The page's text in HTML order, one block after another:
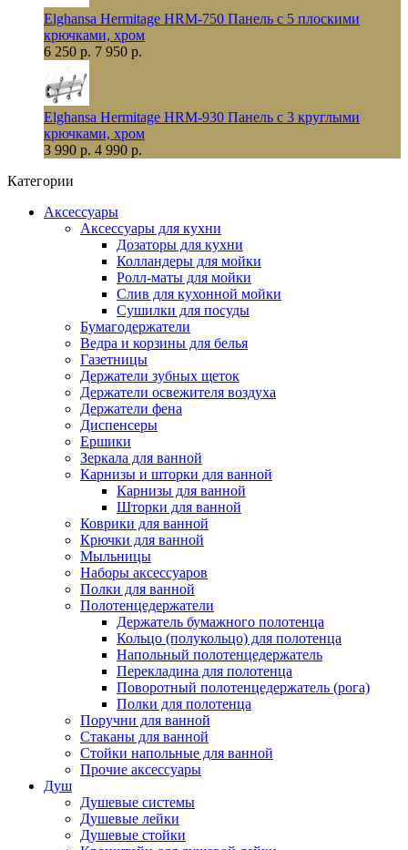
Elghansa Hermitage HRM-750 Панель с 5 плоскими
крючками, хром
6 250 р. 7 950 р.
Elghansa Hermitage HRM-930 Панель с 3 круглыми
крючками, хром
3 990 р. 4 990 р.
Категории
Аксессуары
Аксессуары для кухни
Дозаторы для кухни
Колландеры для мойки
Ролл-маты для мойки
Слив для кухонной мойки
Сушилки для посуды
Бумагодержатели
Ведра и корзины для белья
Газетницы
Держатели зубных щеток
Держатели освежителя воздуха
Держатели фена
Диспенсеры
Ершики
Зеркала для ванной
Карнизы и шторки для ванной
Карнизы для ванной
Шторки для ванной
Коврики для ванной
Крючки для ванной
Мыльницы
Наборы аксессуаров
Полки для ванной
Полотенцедержатели
Держатель бумажного полотенца
Кольцо (полукольцо) для полотенца
Напольный полотенцедержатель
Перекладина для полотенца
Поворотный полотенцедержатель (рога)
Полки для полотенца
Поручни для ванной
Стаканы для ванной
Стойки напольные для ванной
Прочие аксессуары
Душ
Душевые системы
Душевые лейки
Душевые стойки